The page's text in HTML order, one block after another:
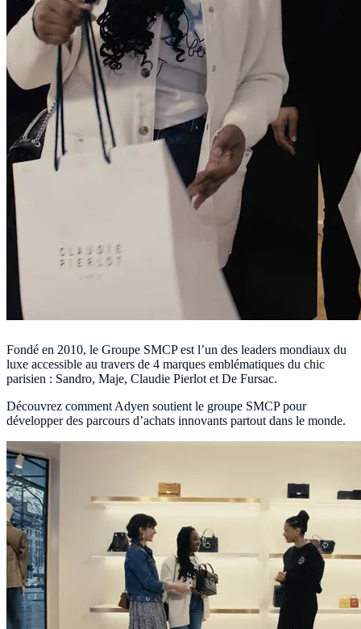
Fondé en 2010, le Groupe SMCP est l’un des leaders mondiaux du
luxe accessible au travers de 4 marques emblématiques du chic
parisien : Sandro, Maje, Claudie Pierlot et De Fursac.
Découvrez comment Adyen soutient le groupe SMCP pour
développer des parcours d’achats innovants partout dans le monde.